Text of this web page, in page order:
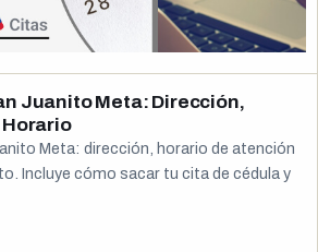
Juanito Meta: Dirección,
Meta: dirección, horario de atención
Incluye cómo sacar tu cita de cédula y